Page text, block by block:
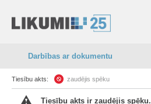
Darbības ar dokumentu
Tiesību akts: zaudējis spēku
Tiesību akts ir zaudējis spēku.